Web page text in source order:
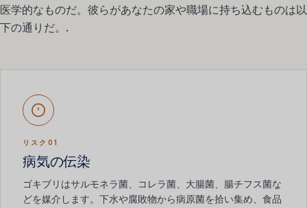
医学的なものだ。彼らがあなたの家や職場に持ち込むものは以
下の通りだ。.
リスク01
病気の伝染
ゴキブリはサルモネラ菌、コレラ菌、大腸菌、腸チフス菌な
どを媒介します。下水や腐敗物から病原菌を拾い集め、食品